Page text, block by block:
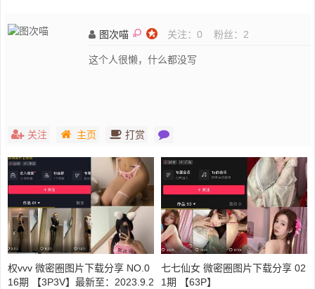
图次喵 关注： 0 粉丝： 2
这个人很懒，什么都没写
关注 主页 打赏
权vvv 微密圈图片下载分享 NO.0
16期 【3P3V】最新至：2023.9.2
七七仙女 微密圈图片下载分享 02
1期 【63P】